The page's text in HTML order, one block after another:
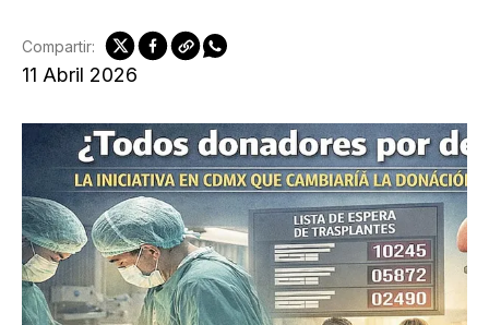
11 Abril 2026
Compartir: